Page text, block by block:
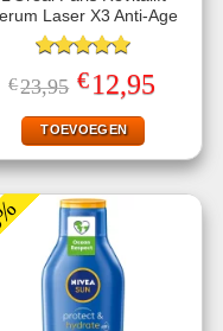
Laser X3 Anti-Age
Gewaardeerd
5.00uit 5
€23,95 Oorspronkelijke
prijs
was:
€23,95.
€12,95prijs
TOEVOEGEN